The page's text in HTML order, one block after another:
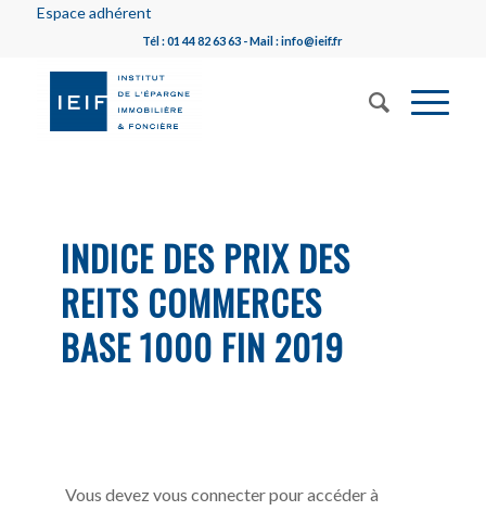
Espace adhérent
Tél : 01 44 82 63 63 - Mail : info@ieif.fr
INDICE DES PRIX DES
REITS COMMERCES
BASE 1000 FIN 2019
Vous devez vous connecter pour accéder à